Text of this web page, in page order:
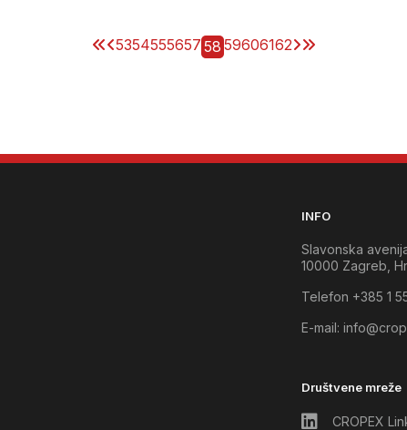
5354555657 58 59606162
INFO
Slavonska
10000 Zagreb,
Telefon +385 1
E-mail:
Društvene mreže
CROPEX